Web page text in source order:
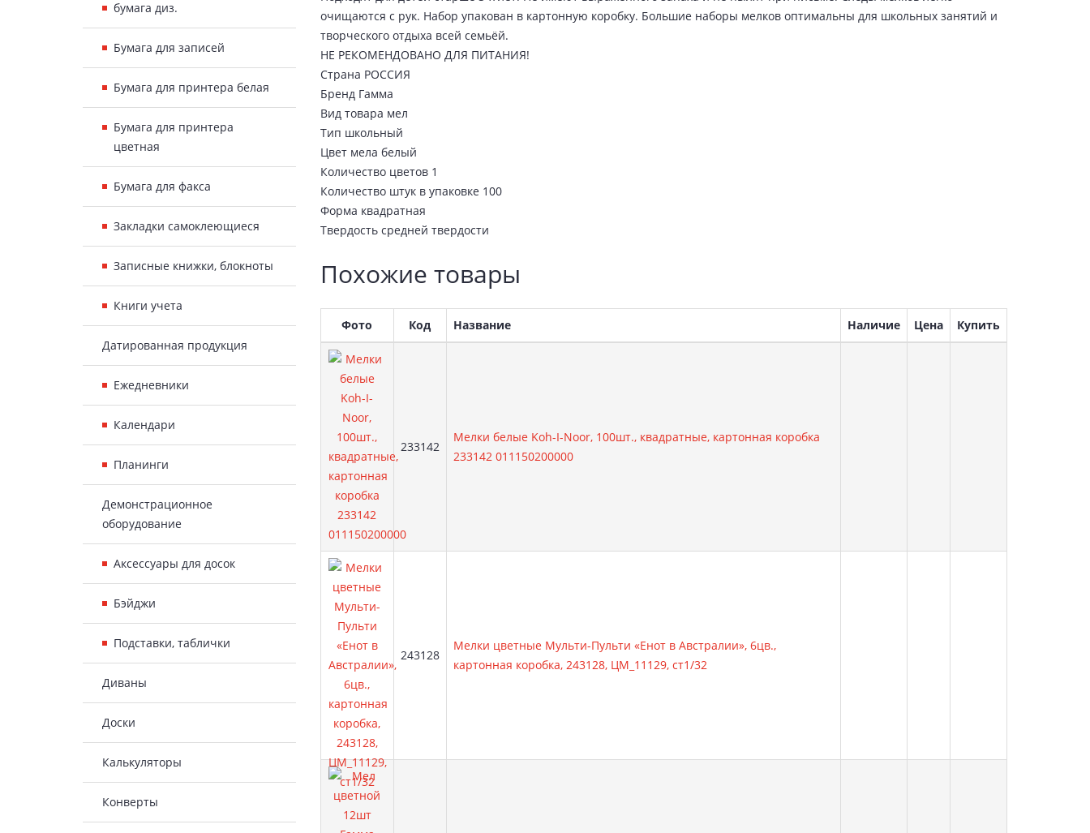
очищаются с рук. Набор упакован в картонную коробку. Большие наборы мелков оптимальны для школьных занятий и
творческого отдыха всей семьёй.
НЕ РЕКОМЕНДОВАНО ДЛЯ ПИТАНИЯ!
Страна РОССИЯ
Бренд Гамма
Вид товара мел
Тип школьный
Цвет мела белый
Количество цветов 1
Количество штук в упаковке 100
Форма квадратная
Твердость средней твердости
Похожие товары
Фото Код Название Наличие Цена Купить
Артикул:
233142
Мелки белые Koh-I-Noor, 100шт., квадратные, картонная коробка
233142 011150200000
Артикул:
243128
Мелки цветные Мульти-Пульти «Енот в Австралии», 6цв.,
картонная коробка, 243128, ЦМ_11129, ст1/32
бумага диз.
Бумага для записей
Бумага для принтера белая
Бумага для принтера
цветная
Бумага для факса
Закладки самоклеющиеся
Записные книжки, блокноты
Книги учета
Датированная продукция
Ежедневники
Календари
Планинги
Демонстрационное
оборудование
Аксессуары для досок
Бэйджи
Подставки, таблички
Диваны
Доски
Калькуляторы
Конверты